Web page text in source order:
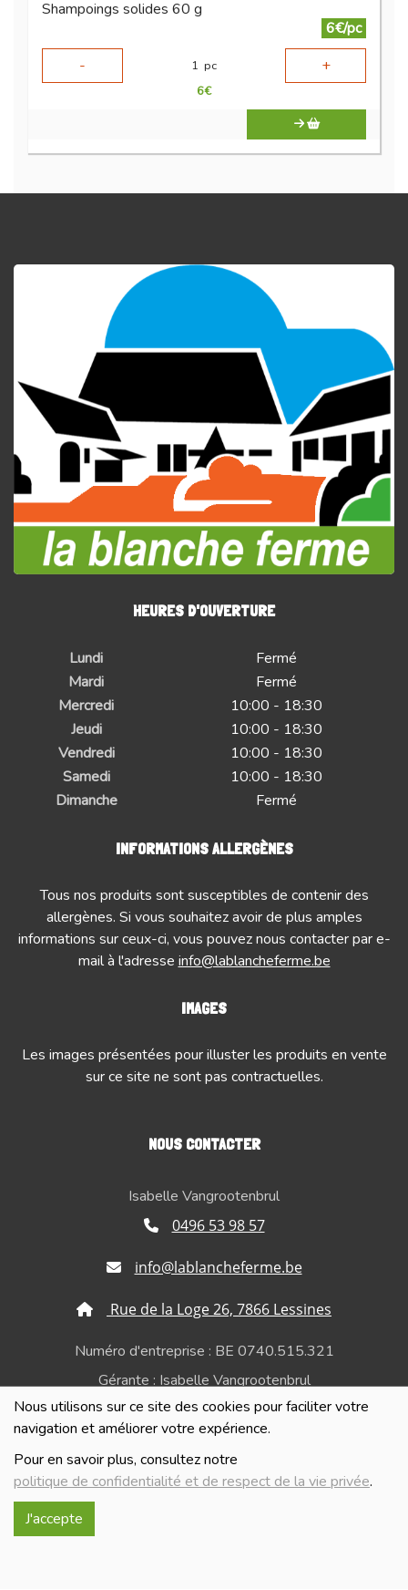
Nous utilisons sur ce site des cookies pour faciliter votre
navigation et améliorer votre expérience.
Pour en savoir plus, consultez notre
politique de confidentialité et de respect de la vie privée.
J'accepte
Shampoings solides 60 g
6€/pc
-
1 pc +
6€
HEURES D'OUVERTURE
Lundi
Fermé
Mardi
Fermé
Mercredi
10:00 - 18:30
Jeudi
10:00 - 18:30
Vendredi
10:00 - 18:30
Samedi
10:00 - 18:30
Dimanche
Fermé
INFORMATIONS ALLERGÈNES
Tous nos produits sont susceptibles de contenir des
allergènes. Si vous souhaitez avoir de plus amples
informations sur ceux-ci, vous pouvez nous contacter par e-
mail à l'adresse info@lablancheferme.be
IMAGES
Les images présentées pour illuster les produits en vente
sur ce site ne sont pas contractuelles.
NOUS CONTACTER
Isabelle Vangrootenbrul
0496 53 98 57
info@lablancheferme.be
Rue de la Loge 26, 7866 Lessines
Numéro d'entreprise : BE 0740.515.321
Gérante : Isabelle Vangrootenbrul
Politique de confidentialité et de respect de la vie
privée